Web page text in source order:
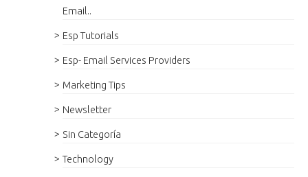
Email..
Esp Tutorials
Esp- Email Services Providers
Marketing Tips
Newsletter
Sin Categoría
Technology